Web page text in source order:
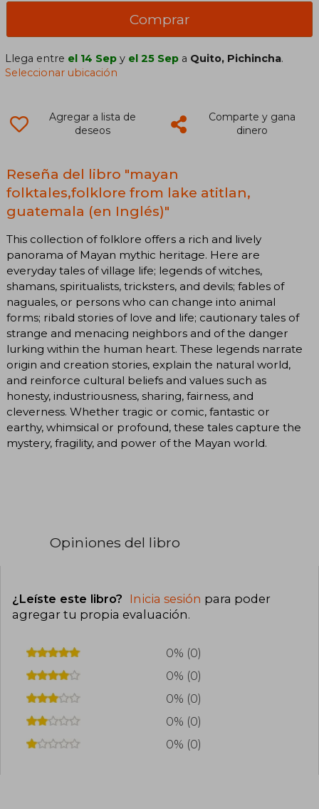
Comprar
Llega entre el 14 Sep y el 25 Sep a Quito, Pichincha.
Seleccionar ubicación
Agregar a lista de
deseos
Comparte y gana
dinero
Reseña del libro "mayan
folktales,folklore from lake atitlan,
guatemala (en Inglés)"
This collection of folklore offers a rich and lively
panorama of Mayan mythic heritage. Here are
everyday tales of village life; legends of witches,
shamans, spiritualists, tricksters, and devils; fables of
naguales, or persons who can change into animal
forms; ribald stories of love and life; cautionary tales of
strange and menacing neighbors and of the danger
lurking within the human heart. These legends narrate
origin and creation stories, explain the natural world,
and reinforce cultural beliefs and values such as
honesty, industriousness, sharing, fairness, and
cleverness. Whether tragic or comic, fantastic or
earthy, whimsical or profound, these tales capture the
mystery, fragility, and power of the Mayan world.
Opiniones del libro
¿Leíste este libro? Inicia sesión para poder
agregar tu propia evaluación.
0% (0)
0% (0)
0% (0)
0% (0)
0% (0)